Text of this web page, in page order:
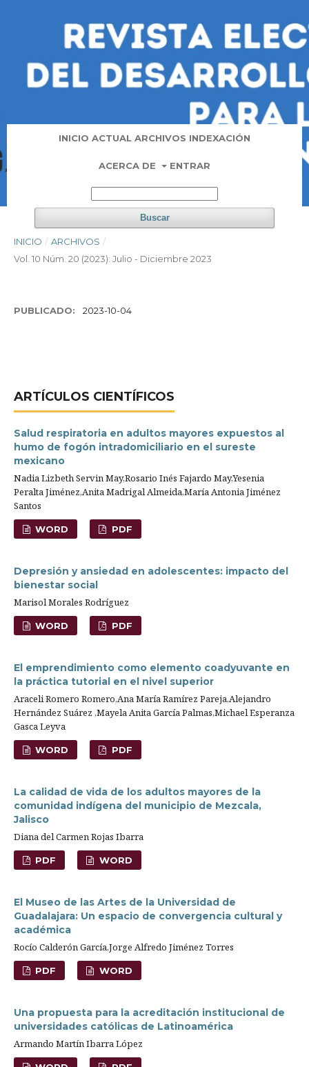
INICIO ACTUAL ARCHIVOS INDEXACIÓN
ACERCA DE ENTRAR
Buscar
INICIO / ARCHIVOS /
Vol. 10 Núm. 20 (2023): Julio - Diciembre 2023
PUBLICADO: 2023-10-04
ARTÍ­CULOS CIENTÍFICOS
Salud respiratoria en adultos mayores expuestos al
humo de fogón intradomiciliario en el sureste
mexicano
Nadia Lizbeth Servin May,Rosario Inés Fajardo May,Yesenia
Peralta Jiménez,Anita Madrigal Almeida,María Antonia Jiménez
Santos
WORD PDF
Depresión y ansiedad en adolescentes: impacto del
bienestar social
Marisol Morales Rodríguez
WORD PDF
El emprendimiento como elemento coadyuvante en
la práctica tutorial en el nivel superior
Araceli Romero Romero,Ana María Ramírez Pareja,Alejandro
Hernández Suárez ,Mayela Anita García Palmas,Michael Esperanza
Gasca Leyva
WORD PDF
La calidad de vida de los adultos mayores de la
comunidad indígena del municipio de Mezcala,
Jalisco
Diana del Carmen Rojas Ibarra
PDF WORD
El Museo de las Artes de la Universidad de
Guadalajara: Un espacio de convergencia cultural y
académica
Rocío Calderón García,Jorge Alfredo Jiménez Torres
PDF WORD
Una propuesta para la acreditación institucional de
universidades católicas de Latinoamérica
Armando Martín Ibarra López